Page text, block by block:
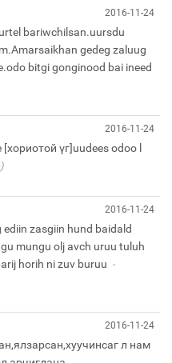
2016-11-24
bariwchilsan.uursdu
gedeg zaluug
bitgi gonginood bai ineed
2016-11-24
үг]uudees odoo l
2016-11-24
zasgiin hund baidald
mungu olj avch uruu tuluh
horih ni zuv buruu
2016-11-24
л нам